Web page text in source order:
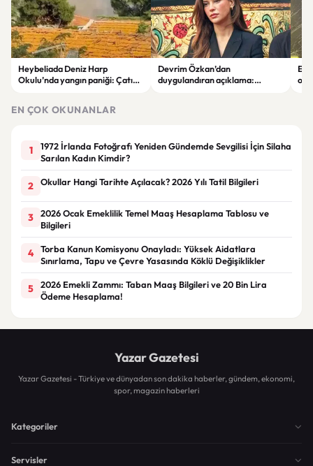
Heybeliada Deniz Harp
Okulu’nda yangın paniği: Çatıda
Devrim Özkan’dan
duygulandıran açıklama:
EN ÇOK OKUNANLAR
1
1972 İrlanda Fotoğrafı Yeniden Gündemde Sevgilisi İçin Silaha
Sarılan Kadın Kimdir?
2 Okullar Hangi Tarihte Açılacak? 2026 Yılı Tatil Bilgileri
3
2026 Ocak Emeklilik Temel Maaş Hesaplama Tablosu ve
Bilgileri
4
Torba Kanun Komisyonu Onayladı: Yüksek Aidatlara
Sınırlama, Tapu ve Çevre Yasasında Köklü Değişiklikler
5
2026 Emekli Zammı: Taban Maaş Bilgileri ve 20 Bin Lira
Ödeme Hesaplama!
Yazar Gazetesi
Yazar Gazetesi - Türkiye ve dünyadan son dakika haberler, gündem, ekonomi,
spor, magazin haberleri
Kategoriler
Servisler